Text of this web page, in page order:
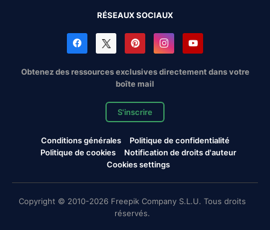
RÉSEAUX SOCIAUX
Obtenez des ressources exclusives directement dans votre
boîte mail
S'inscrire
Conditions générales
Politique de confidentialité
Politique de cookies
Notification de droits d'auteur
Cookies settings
Copyright © 2010-2026 Freepik Company S.L.U. Tous droits
réservés.